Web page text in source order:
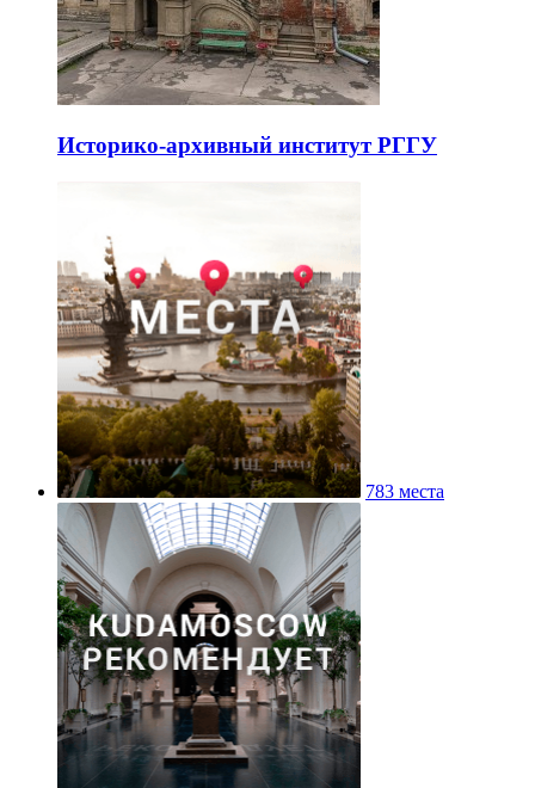
Историко-архивный институт РГГУ
783 места